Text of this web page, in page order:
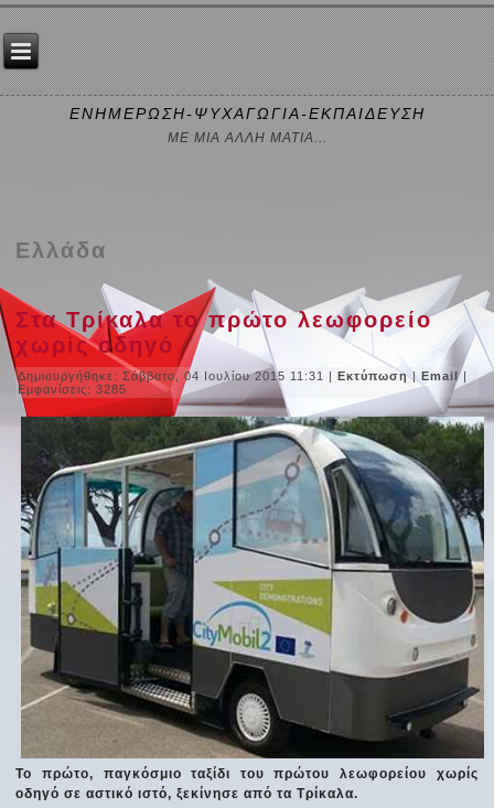
ΕΝΗΜΕΡΩΣΗ-ΨΥΧΑΓΩΓΙΑ-ΕΚΠΑΙΔΕΥΣΗ
ΜΕ ΜΙΑ ΑΛΛΗ ΜΑΤΙΑ...
Ελλάδα
Στα Τρίκαλα το πρώτο λεωφορείο
χωρίς οδηγό
Δημιουργήθηκε: Σάββατο, 04 Ιουλίου 2015 11:31 |Εκτύπωση |Email |
Εμφανίσεις: 3285
Το πρώτο, παγκόσμιο ταξίδι του πρώτου λεωφορείου χωρίς
οδηγό σε αστικό ιστό, ξεκίνησε από τα Τρίκαλα.